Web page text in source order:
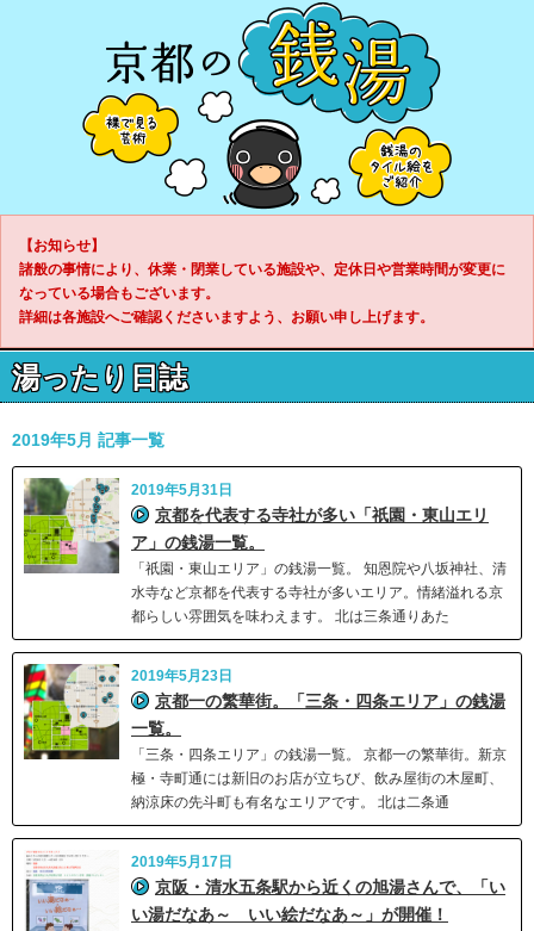
【お知らせ】
諸般の事情により、休業・閉業している施設や、定休日や営業時間が変更に
なっている場合もございます。
詳細は各施設へご確認くださいますよう、お願い申し上げます。
湯ったり日誌
2019年5月 記事一覧
2019年5月31日
京都を代表する寺社が多い「祇園・東山エリ
ア」の銭湯一覧。
「祇園・東山エリア」の銭湯一覧。 知恩院や八坂神社、清
水寺など京都を代表する寺社が多いエリア。情緒溢れる京
都らしい雰囲気を味わえます。 北は三条通りあた
2019年5月23日
京都一の繁華街。「三条・四条エリア」の銭湯
一覧。
「三条・四条エリア」の銭湯一覧。 京都一の繁華街。新京
極・寺町通には新旧のお店が立ちび、飲み屋街の木屋町、
納涼床の先斗町も有名なエリアです。 北は二条通
2019年5月17日
京阪・清水五条駅から近くの旭湯さんで、「い
い湯だなあ～ いい絵だなあ～」が開催！